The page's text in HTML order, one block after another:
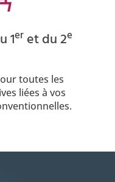
1er et du 2e
toutes les
liées à vos